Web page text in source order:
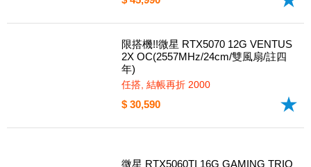
70Ti EAGLE OC SFF 16G(TBD MHz/
16G DDR7/30.4cm/三風扇/註五年)
任搭, 結帳再折 490
$ 45,990
年)